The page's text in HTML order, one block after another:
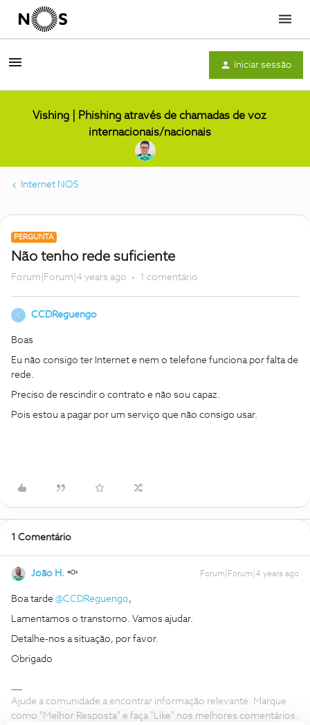
Menu
Iniciar sessão
Vishing | Phishing através de chamadas de voz
internacionais/nacionais
Internet NOS
PERGUNTA
Não tenho rede suficiente
Forum|Forum|4 years ago 1 comentário
C CCDReguengo
Boas
Eu não consigo ter Internet e nem o telefone funciona por falta de
rede.
Preciso de rescindir o contrato e não sou capaz.
Pois estou a pagar por um serviço que não consigo usar.
1 Comentário
João H. Forum|Forum|4 years ago
Boa tarde @CCDReguengo,
Lamentamos o transtorno. Vamos ajudar.
Detalhe-nos a situação, por favor.
Obrigado
Ajude a comunidade a encontrar informação relevante. Marque
como "Melhor Resposta" e faça "Like" nos melhores comentários.